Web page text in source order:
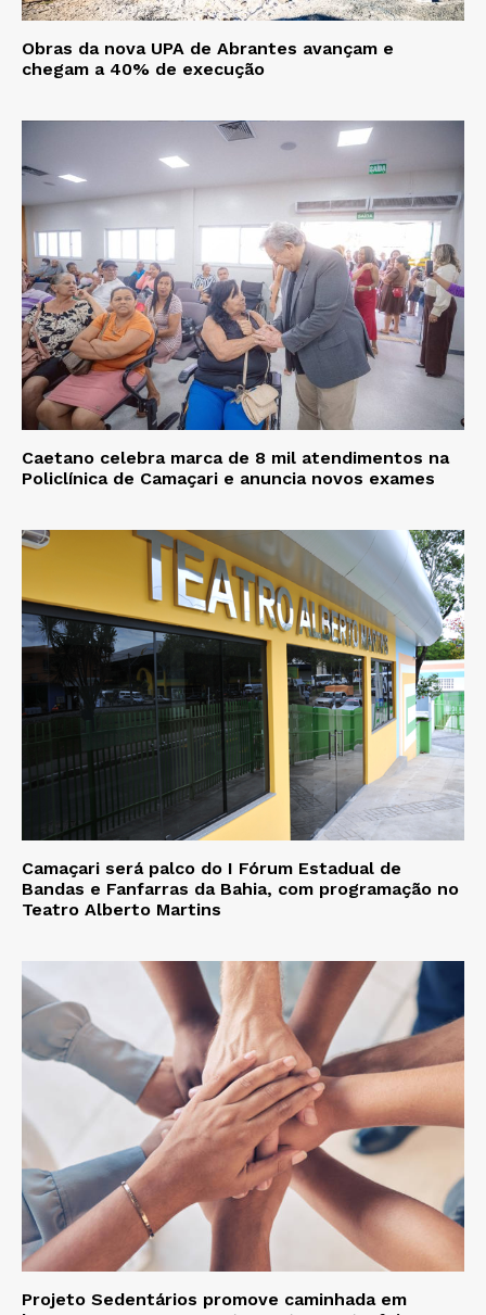
Obras da nova UPA de Abrantes avançam e
chegam a 40% de execução
Caetano celebra marca de 8 mil atendimentos na
Policlínica de Camaçari e anuncia novos exames
Camaçari será palco do I Fórum Estadual de
Bandas e Fanfarras da Bahia, com programação no
Teatro Alberto Martins
Projeto Sedentários promove caminhada em